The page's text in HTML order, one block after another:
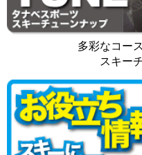
多彩なコー
スキー